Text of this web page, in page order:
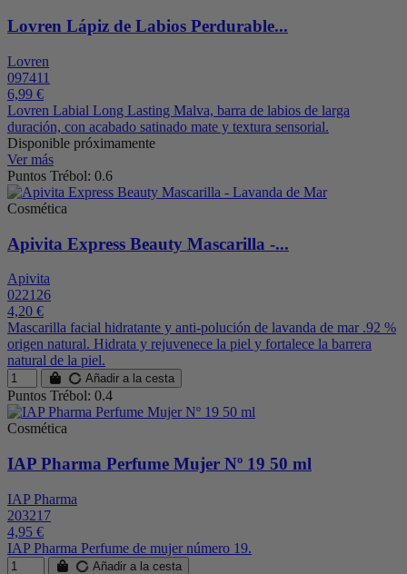
Lovren Lápiz de Labios Perdurable...
Lovren
097411
6,99 €
Lovren Labial Long Lasting Malva, barra de labios de larga
duración, con acabado satinado mate y textura sensorial.
Disponible próximamente
Ver más
Puntos Trébol: 0.6
Cosmética
Apivita Express Beauty Mascarilla -...
Apivita
022126
4,20 €
Mascarilla facial hidratante y anti-polución de lavanda de mar .92 %
origen natural. Hidrata y rejuvenece la piel y fortalece la barrera
natural de la piel.
Añadir a la cesta
Puntos Trébol: 0.4
Cosmética
IAP Pharma Perfume Mujer Nº 19 50 ml
IAP Pharma
203217
4,95 €
IAP Pharma Perfume de mujer número 19.
Añadir a la cesta